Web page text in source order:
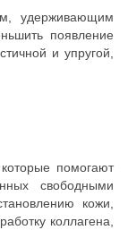
удерживающим
появление
и упругой,
помогают
свободными
кожи,
коллагена,